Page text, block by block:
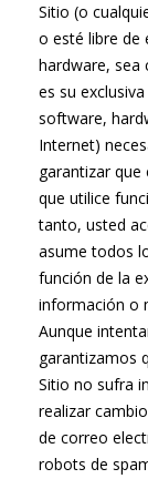
Sitio (o
o esté libre de
hardware, sea
es su
software,
Internet)
garantizar que
que utilice
tanto, usted
asume todos
función de la
información o
Aunque
garantizamos
Sitio no sufra
realizar
de correo
robots de